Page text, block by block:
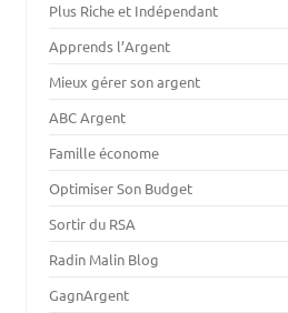
Plus Riche et Indépendant
Apprends l’Argent
Mieux gérer son argent
ABC Argent
Famille économe
Optimiser Son Budget
Sortir du RSA
Radin Malin Blog
GagnArgent